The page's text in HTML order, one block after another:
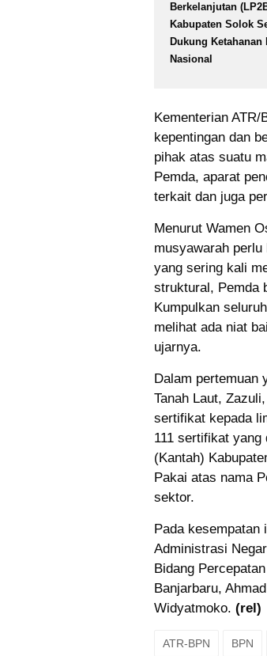
Berkelanjutan
Kabupaten Solok
Dukung Ketahanan
Nasional
Kementerian
kepentingan dan
pihak atas suatu
Pemda, aparat
terkait dan juga
Menurut Wamen
musyawarah
yang sering kali
struktural, Pemda
Kumpulkan
melihat ada niat
ujarnya.
Dalam pertemuan
Tanah Laut,
sertifikat kepada
111 sertifikat yang
(Kantah)
Pakai atas nama
sektor.
Pada kesempatan
Administrasi
Bidang
Banjarbaru,
Widyatmoko. (rel)
ATR-BPN BPN